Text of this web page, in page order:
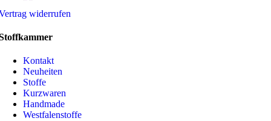
widerrufen
Kontakt
Neuheiten
Stoffe
Kurzwaren
Handmade
Westfalenstoffe